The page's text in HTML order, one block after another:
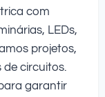
com
LEDs,
projetos,
de circuitos.
garantir